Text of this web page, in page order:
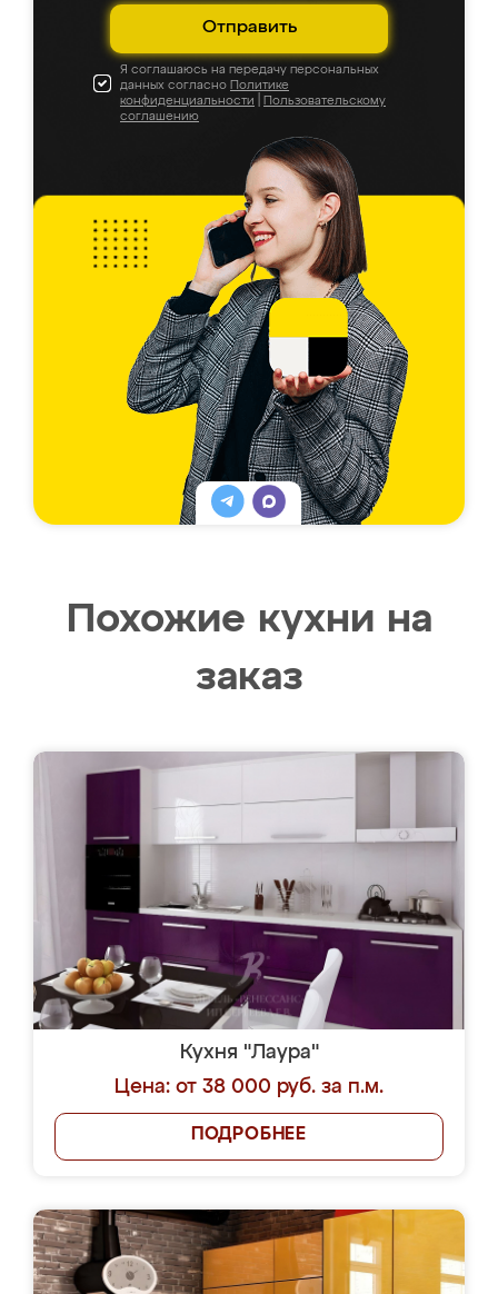
Отправить
Я соглашаюсь на передачу персональных
данных согласно Политике
конфиденциальности
Пользовательскому
соглашению
Похожие кухни на
заказ
Кухня "Лаура"
Цена: от 38 000 руб. за п.м.
ПОДРОБНЕЕ